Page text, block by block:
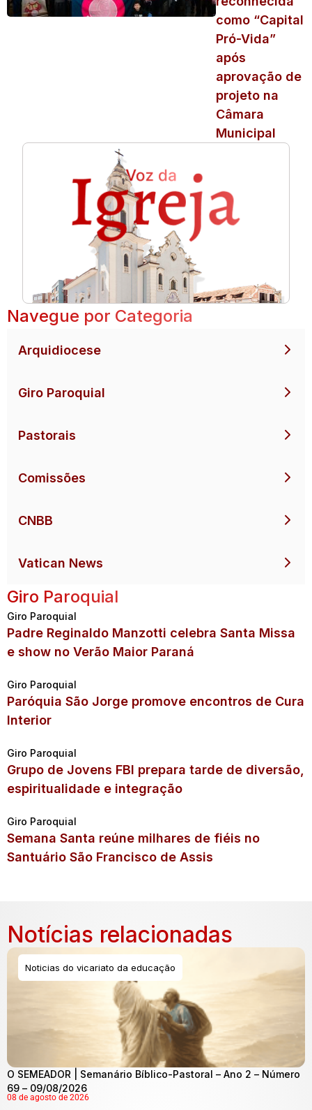
como “Capital
Pró-Vida”
após
aprovação de
projeto na
Câmara
Municipal
Navegue por Categoria
Arquidiocese
Giro Paroquial
Pastorais
Comissões
CNBB
Vatican News
Giro Paroquial
Giro Paroquial
Padre Reginaldo Manzotti celebra Santa Missa
e show no Verão Maior Paraná
Giro Paroquial
Paróquia São Jorge promove encontros de Cura
Interior
Giro Paroquial
Grupo de Jovens FBI prepara tarde de diversão,
espiritualidade e integração
Giro Paroquial
Semana Santa reúne milhares de fiéis no
Santuário São Francisco de Assis
Notícias relacionadas
Noticias do vicariato da educação
O SEMEADOR | Semanário Bíblico-Pastoral – Ano 2 – Número
69 – 09/08/2026
08 de agosto de 2026